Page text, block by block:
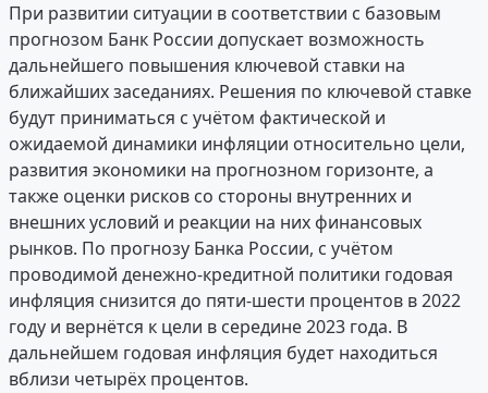
При развитии ситуации в соответствии с базовым
прогнозом Банк России допускает возможность
дальнейшего повышения ключевой ставки на
ближайших заседаниях. Решения по ключевой ставке
будут приниматься с учётом фактической и
ожидаемой динамики инфляции относительно цели,
развития экономики на прогнозном горизонте, а
также оценки рисков со стороны внутренних и
внешних условий и реакции на них финансовых
рынков. По прогнозу Банка России, с учётом
проводимой денежно-кредитной политики годовая
инфляция снизится до пяти-шести процентов в 2022
году и вернётся к цели в середине 2023 года. В
дальнейшем годовая инфляция будет находиться
вблизи четырёх процентов.